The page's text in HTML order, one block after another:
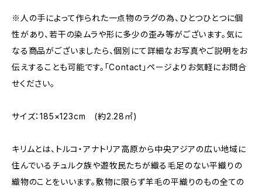
※人の手によって作られた一点物のラグの為、ひとつひとつに個
性があり、若干の染ムラや形に多少の歪み等がございます。気に
なる商品がございましたら、個別にて詳細なお写真やご説明をお
伝えすることも可能です。「Contact」ページよりお気軽にお問合
せください。
サイズ：185×123cm (約2.28㎡)
キリムとは、トルコ・アナトリア高原から中央アジアの広い地域に
住んでいるチュルク族や遊牧民たちが織る毛足のない平織りの
織物のことをいいます。敷物に限らず羊毛の平織りのもの全ての